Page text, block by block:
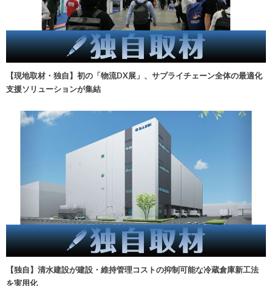
【現地取材・独自】初の「物流DX展」、サプライチェーン全体の最適化
支援ソリューションが集結
【独自】清水建設が建設・維持管理コストの抑制可能な冷蔵倉庫新工法
を実用化